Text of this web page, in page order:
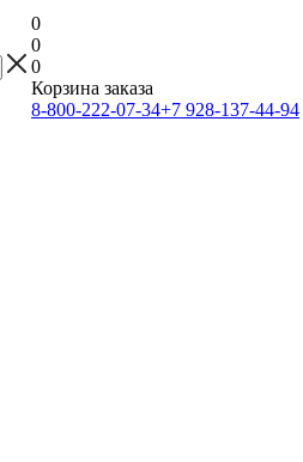
0
0
0
Корзина заказа
8-800-222-07-34+7 928-137-44-94